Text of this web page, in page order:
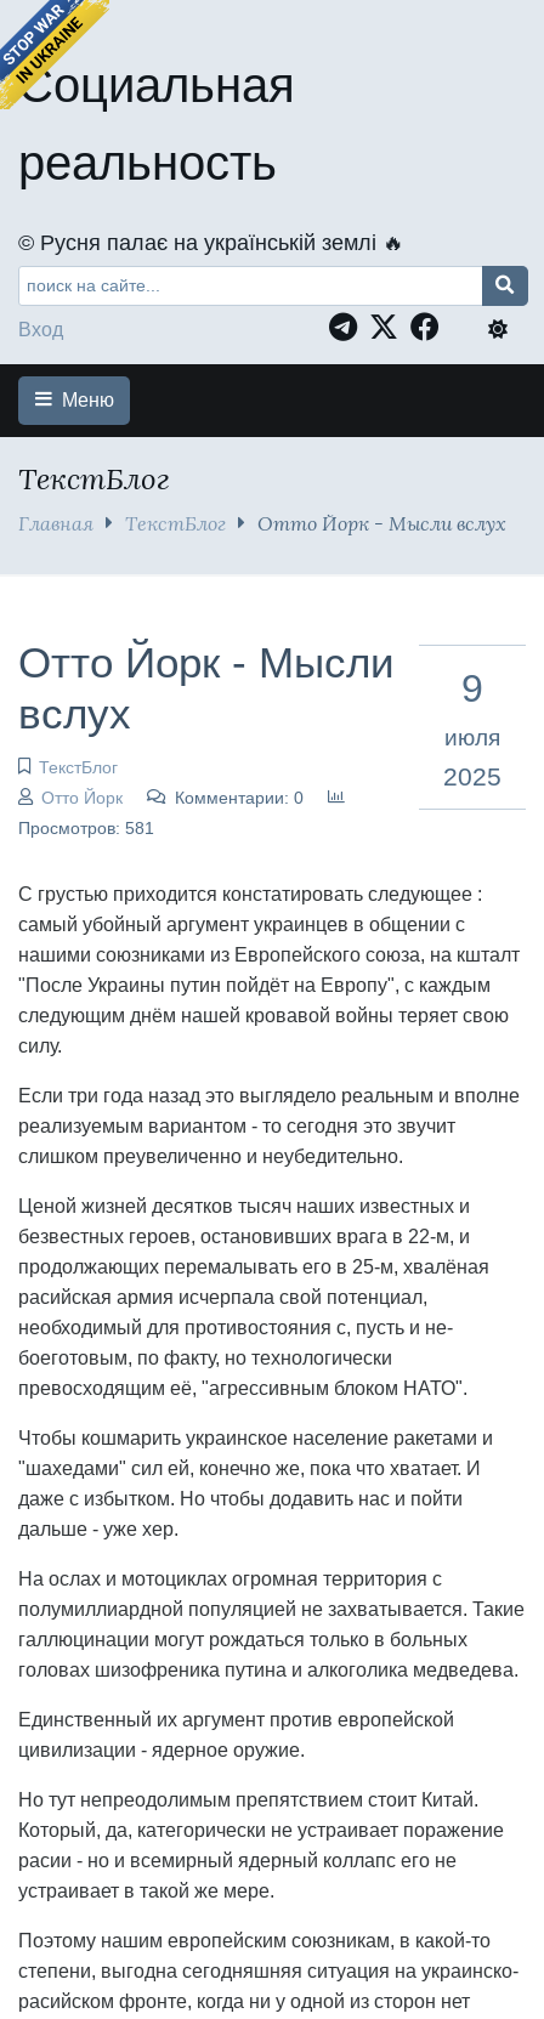
Социальная
реальность
©️ Русня палає на українській землі 🔥
Вход
Меню
ТекстБлог
Главная ТекстБлог Отто Йорк - Мысли вслух
Отто Йорк - Мысли
вслух
ТекстБлог
Отто Йорк
Комментарии: 0
Просмотров: 581
9
июля
2025
С грустью приходится констатировать следующее :
самый убойный аргумент украинцев в общении с
нашими союзниками из Европейского союза, на кшталт
"После Украины путин пойдёт на Европу", с каждым
следующим днём нашей кровавой войны теряет свою
силу.
Если три года назад это выглядело реальным и вполне
реализуемым вариантом - то сегодня это звучит
слишком преувеличенно и неубедительно.
Ценой жизней десятков тысяч наших известных и
безвестных героев, остановивших врага в 22-м, и
продолжающих перемалывать его в 25-м, хвалёная
расийская армия исчерпала свой потенциал,
необходимый для противостояния с, пусть и не-
боеготовым, по факту, но технологически
превосходящим её, "агрессивным блоком НАТО".
Чтобы кошмарить украинское население ракетами и
"шахедами" сил ей, конечно же, пока что хватает. И
даже с избытком. Но чтобы додавить нас и пойти
дальше - уже хер.
На ослах и мотоциклах огромная территория с
полумиллиардной популяцией не захватывается. Такие
галлюцинации могут рождаться только в больных
головах шизофреника путина и алкоголика медведева.
Единственный их аргумент против европейской
цивилизации - ядерное оружие.
Но тут непреодолимым препятствием стоит Китай.
Который, да, категорически не устраивает поражение
расии - но и всемирный ядерный коллапс его не
устраивает в такой же мере.
Поэтому нашим европейским союзникам, в какой-то
степени, выгодна сегодняшняя ситуация на украинско-
расийском фронте, когда ни у одной из сторон нет